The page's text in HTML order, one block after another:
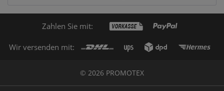
Zahlen Sie mit:
Wir versenden mit:
© 2026 PROMOTEX